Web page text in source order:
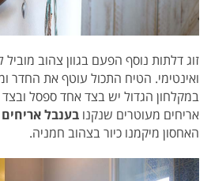
זוג דלתות נוסף הפעם בגוון צהוב
ואינטימי. הטיח התכול עוטף את החדר
במקלחון הגדול יש בצד אחד ספסל ובצד
אריחים מעוטרים שנקנו בענבל
האחסון מיקמנו כיור בצהוב חמניה.